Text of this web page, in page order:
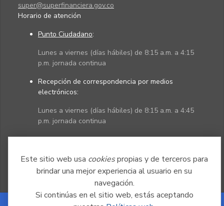
Este sitio web usa cookiespropias y de terceros para
brindar una mejor experiencia al usuario en su
navegación.
Si continúas en el sitio web, estás aceptando
super@superfinanciera.gov.co
Horario de atención
Punto Ciudadano:
Lunes a viernes (días hábiles) de 8:15 a.m. a 4:15
p.m. jornada continua
Recepción de correspondencia por medios
electrónicos:
Lunes a viernes (días hábiles) de 8:15 a.m. a 4:45
p.m. jornada continua